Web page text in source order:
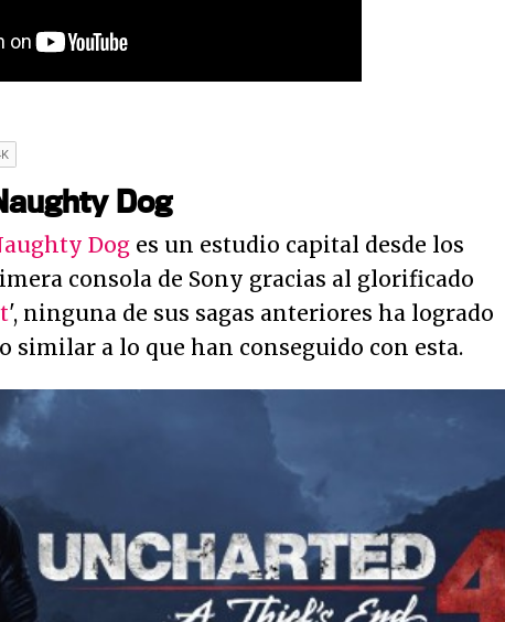
Dog
Dog es un estudio capital desde los
consola de Sony gracias al glorificado
', ninguna de sus sagas anteriores ha logrado
similar a lo que han conseguido con esta.